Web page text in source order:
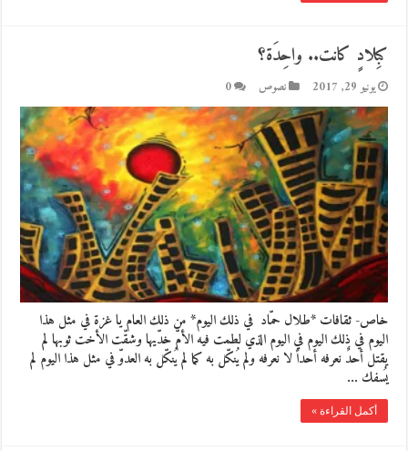
كبِلادٍ كانت.. واحِدَة؟
يونيو 29, 2017 نصوص 0
خاص- ثقافات *طلال حمّاد في ذلك اليوم* من ذلك العام يا غزة في مثل هذا
اليوم في ذلك اليوم في اليوم الذي لطمت فيه الأمّ خدّيها وشقّت الأخت ثوبها لم
يقتل أحدٌ نعرفه أحداً لا نعرفه ولم يُنكّل به كما لم يُنكّل به العدوّ في مثل هذا اليوم لم
يُسفك …
أكمل القراءة »